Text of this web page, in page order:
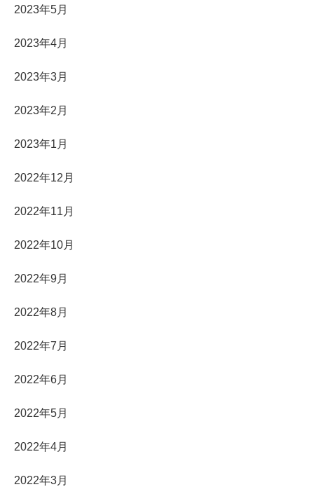
2023年5月
2023年4月
2023年3月
2023年2月
2023年1月
2022年12月
2022年11月
2022年10月
2022年9月
2022年8月
2022年7月
2022年6月
2022年5月
2022年4月
2022年3月